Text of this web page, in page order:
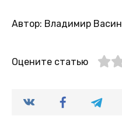
Автор: Владимир Васин
Оцените статью